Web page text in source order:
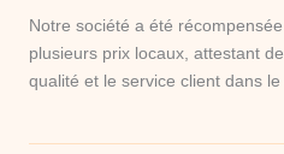
Notre société a été
plusieurs prix locaux, attestant
qualité et le service client dans le